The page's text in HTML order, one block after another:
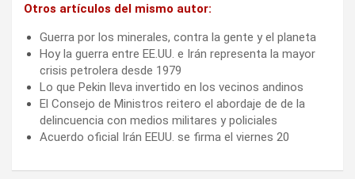
Otros artículos del mismo autor:
Guerra por los minerales, contra la gente y el planeta
Hoy la guerra entre EE.UU. e Irán representa la mayor
crisis petrolera desde 1979
Lo que Pekin lleva invertido en los vecinos andinos
El Consejo de Ministros reitero el abordaje de de la
delincuencia con medios militares y policiales
Acuerdo oficial Irán EEUU. se firma el viernes 20